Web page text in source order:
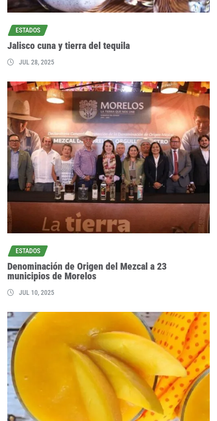
ESTADOS
Jalisco cuna y tierra del tequila
JUL 28, 2025
ESTADOS
Denominación de Origen del Mezcal a 23
municipios de Morelos
JUL 10, 2025